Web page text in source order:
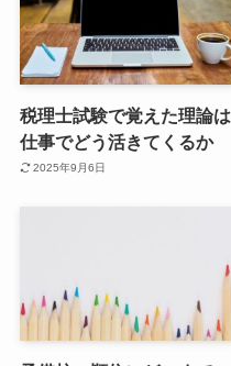
税理士試験で覚えた理論は
仕事でどう活きてくるか
2025年9月6日